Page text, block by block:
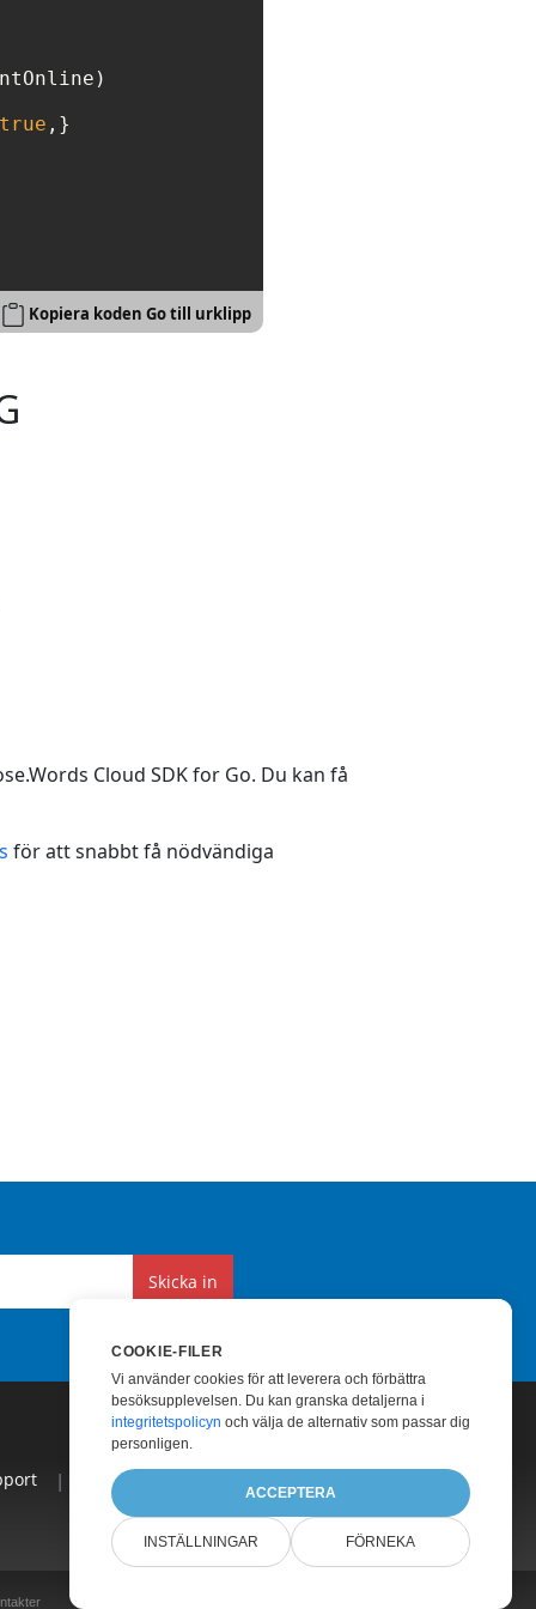
true ,}
Kopiera koden Go till urklipp
Cloud SDK for Go. Du kan få
för att snabbt få nödvändiga
Skicka in
| Betald Konsultation Webbplatser
COOKIE-FILER
Vi använder cookies för att leverera och förbättra
besöksupplevelsen. Du kan granska detaljerna i
integritetspolicyn och välja de alternativ som passar dig
personligen.
ACCEPTERA
INSTÄLLNINGAR FÖRNEKA